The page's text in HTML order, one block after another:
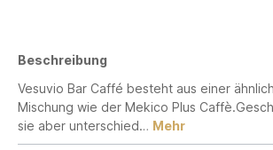
Beschreibung
Vesuvio Bar Caffé besteht aus einer
Mischung wie der Mekico Plus
sie aber unterschied… Mehr